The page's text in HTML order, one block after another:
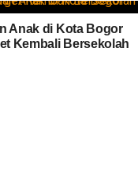
Anak di Kota Bogor
Kembali Bersekolah